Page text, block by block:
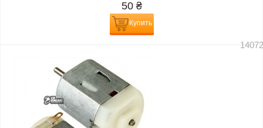
50 ₴
Купить